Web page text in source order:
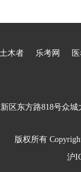
土木者 乐考网
区东方路818号众城
版权所有
沪